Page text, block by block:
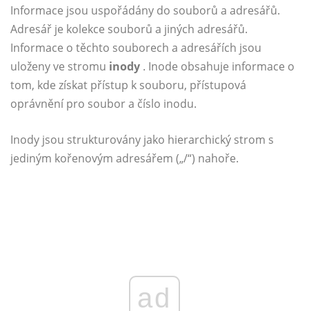
Informace jsou uspořádány do souborů a adresářů.
Adresář je kolekce souborů a jiných adresářů.
Informace o těchto souborech a adresářích jsou
uloženy ve stromu inody . Inode obsahuje informace o
tom, kde získat přístup k souboru, přístupová
oprávnění pro soubor a číslo inodu.
Inody jsou strukturovány jako hierarchický strom s
jediným kořenovým adresářem („/“) nahoře.
ad